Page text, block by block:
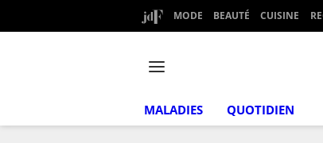
MODE BEAUTÉ CUISINE
MALADIES QUOTIDIEN